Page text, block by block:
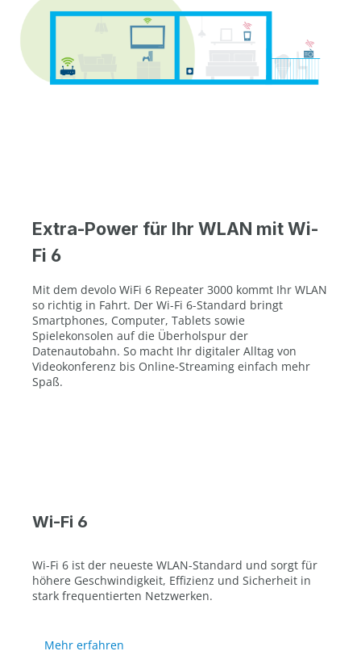
Extra-Power für Ihr WLAN mit Wi-
Fi 6
Mit dem devolo WiFi 6 Repeater 3000 kommt Ihr WLAN
so richtig in Fahrt. Der Wi-Fi 6-Standard bringt
Smartphones, Computer, Tablets sowie
Spielekonsolen auf die Überholspur der
Datenautobahn. So macht Ihr digitaler Alltag von
Videokonferenz bis Online-Streaming einfach mehr
Spaß.
Wi-Fi 6
Wi-Fi 6 ist der neueste WLAN-Standard und sorgt für
höhere Geschwindigkeit, Effizienz und Sicherheit in
stark frequentierten Netzwerken.
Mehr erfahren